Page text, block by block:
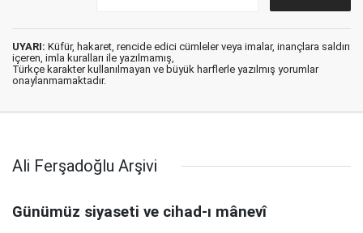
UYARI: Küfür, hakaret, rencide edici cümleler veya imalar, inançlara saldırı
içeren, imla kuralları ile yazılmamış,
Türkçe karakter kullanılmayan ve büyük harflerle yazılmış yorumlar
onaylanmamaktadır.
Ali Ferşadoğlu Arşivi
Günümüz siyaseti ve cihad-ı mânevî